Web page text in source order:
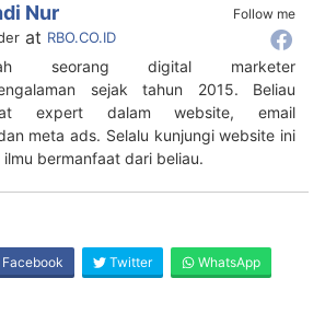
Follow me
Nur
at RBO.CO.ID
seorang digital marketer
sejak tahun 2015. Beliau
expert dalam website, email
meta ads. Selalu kunjungi website ini
bermanfaat dari beliau.
Facebook Twitter WhatsApp